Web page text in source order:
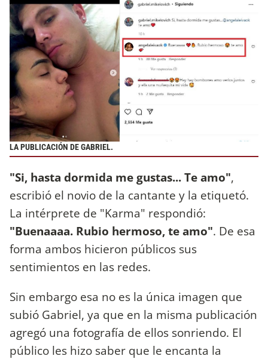
LA PUBLICACIÓN DE GABRIEL.
"Si, hasta dormida me gustas... Te amo",
escribió el novio de la cantante y la etiquetó.
La intérprete de "Karma" respondió:
"Buenaaaa. Rubio hermoso, te amo". De esa
forma ambos hicieron públicos sus
sentimientos en las redes.
Sin embargo esa no es la única imagen que
subió Gabriel, ya que en la misma publicación
agregó una fotografía de ellos sonriendo. El
público les hizo saber que le encanta la